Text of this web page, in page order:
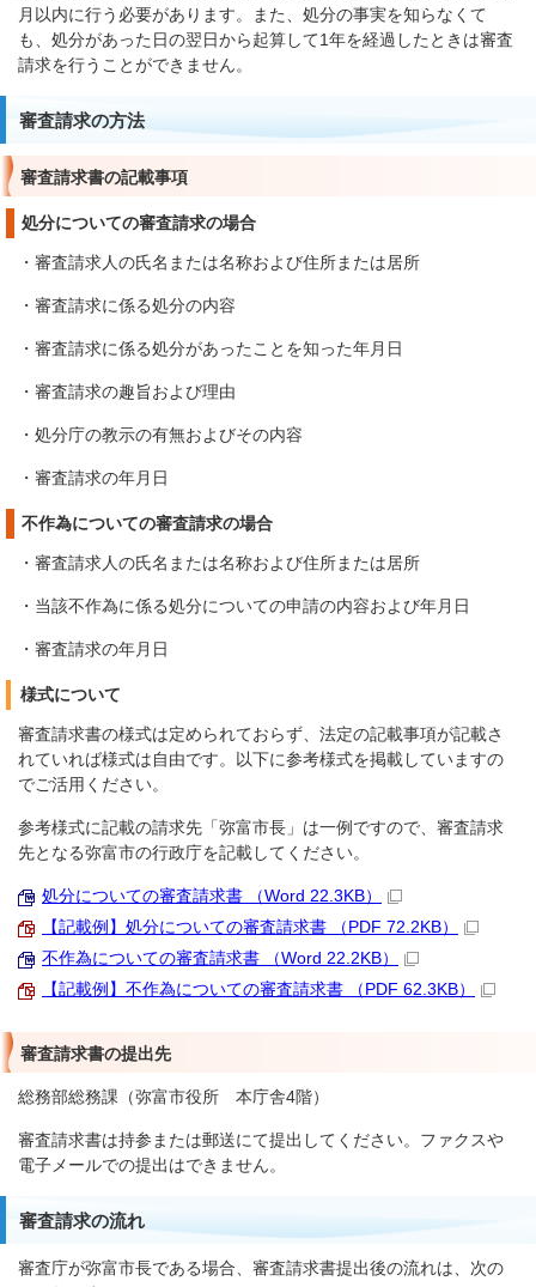
月以内に行う必要があります。また、処分の事実を知らなくて
も、処分があった日の翌日から起算して1年を経過したときは審査
請求を行うことができません。
審査請求の方法
審査請求書の記載事項
処分についての審査請求の場合
・審査請求人の氏名または名称および住所または居所
・審査請求に係る処分の内容
・審査請求に係る処分があったことを知った年月日
・審査請求の趣旨および理由
・処分庁の教示の有無およびその内容
・審査請求の年月日
不作為についての審査請求の場合
・審査請求人の氏名または名称および住所または居所
・当該不作為に係る処分についての申請の内容および年月日
・審査請求の年月日
様式について
審査請求書の様式は定められておらず、法定の記載事項が記載さ
れていれば様式は自由です。以下に参考様式を掲載していますの
でご活用ください。
参考様式に記載の請求先「弥富市長」は一例ですので、審査請求
先となる弥富市の行政庁を記載してください。
処分についての審査請求書 （Word 22.3KB）
【記載例】処分についての審査請求書 （PDF 72.2KB）
不作為についての審査請求書 （Word 22.2KB）
【記載例】不作為についての審査請求書 （PDF 62.3KB）
審査請求書の提出先
総務部総務課（弥富市役所 本庁舎4階）
審査請求書は持参または郵送にて提出してください。ファクスや
電子メールでの提出はできません。
審査請求の流れ
審査庁が弥富市長である場合、審査請求書提出後の流れは、次の